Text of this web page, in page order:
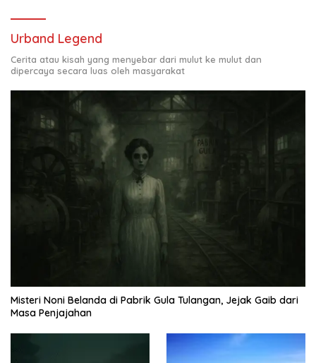
Urband Legend
Cerita atau kisah yang menyebar dari mulut ke mulut dan
dipercaya secara luas oleh masyarakat
Misteri Noni Belanda di Pabrik Gula Tulangan, Jejak Gaib dari
Masa Penjajahan